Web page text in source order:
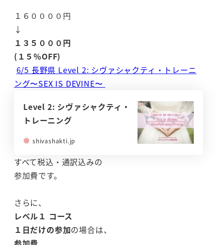
１６００００円
↓
１３５０００円
(１５％OFF)
6/5 長野県 Level 2: シヴァシャクティ・トレーニ
ング〜SEX IS DEVINE〜
Level 2: シヴァシャクティ・
トレーニング
shivashakti.jp
すべて税込・通訳込みの
参加費です。
さらに、
レベル１ コース
１日だけの参加の場合は、